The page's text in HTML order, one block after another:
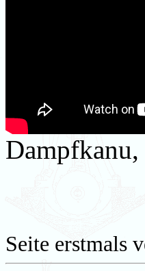
Seite erstmals